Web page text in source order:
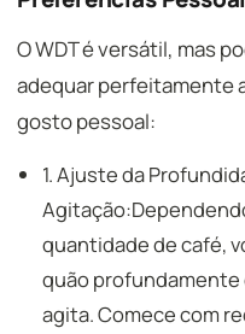
O WDT é versátil, mas
adequar perfeitamente
gosto pessoal:
1. Ajuste da
quantidade de café,
quão profundamente
agita. Comece com